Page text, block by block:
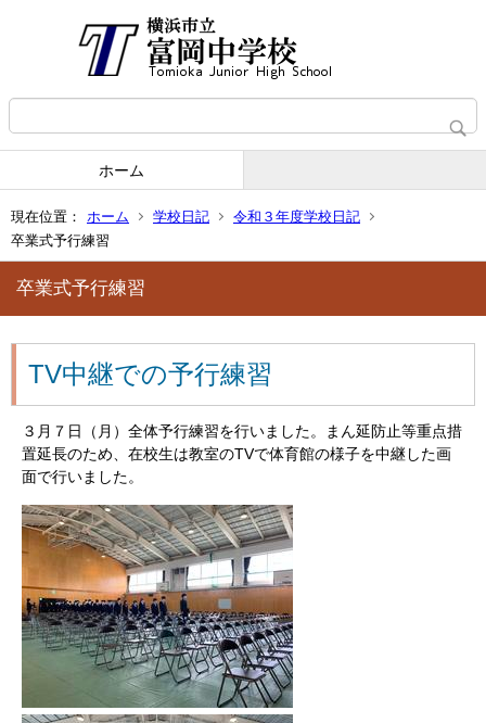
ホーム
現在位置： ホーム 学校日記
令和３年度学校日記
卒業式予行練習
卒業式予行練習
TV中継での予行練習
３月７日（月）全体予行練習を行いました。まん延防止等重点措
置延長のため、在校生は教室のTVで体育館の様子を中継した画
面で行いました。